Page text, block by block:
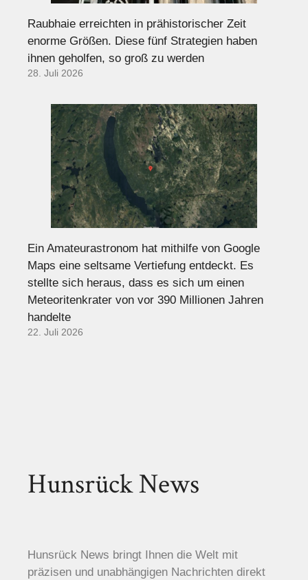
Raubhaie erreichten in prähistorischer Zeit
enorme Größen. Diese fünf Strategien haben
ihnen geholfen, so groß zu werden
28. Juli 2026
Ein Amateurastronom hat mithilfe von Google
Maps eine seltsame Vertiefung entdeckt. Es
stellte sich heraus, dass es sich um einen
Meteoritenkrater von vor 390 Millionen Jahren
handelte
22. Juli 2026
Hunsrück News
Hunsrück News bringt Ihnen die Welt mit
präzisen und unabhängigen Nachrichten direkt